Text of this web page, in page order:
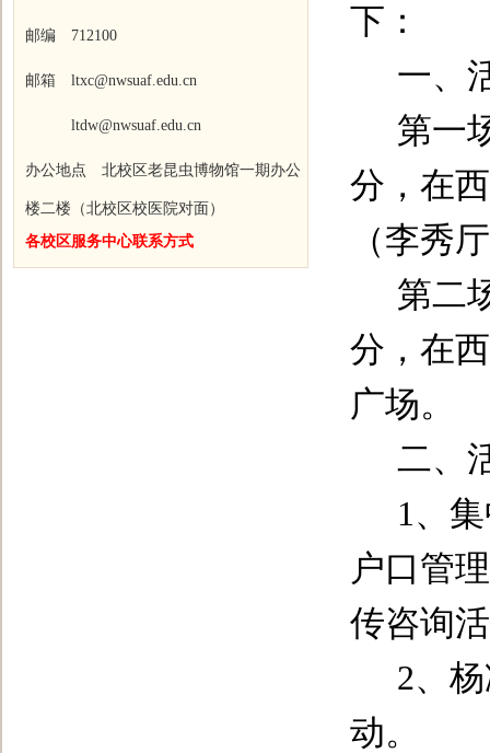
邮编 712100
邮箱 ltxc@nwsuaf.edu.cn
ltdw@nwsuaf.edu.cn
办公地点 北校区老昆虫博物馆一期办公
楼二楼（北校区校医院对面）
各校区服务中心联系方式
下：
一、
第一
分，在
（李秀
第二
分，在
广场。
二、
1 、
户口管
传咨询
2、
动。